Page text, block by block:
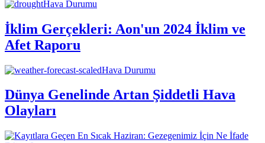
Hava Durumu
İklim Gerçekleri: Aon'un 2024 İklim ve
Afet Raporu
Hava Durumu
Dünya Genelinde Artan Şiddetli Hava
Olayları